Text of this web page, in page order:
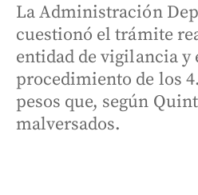
La Administración
cuestionó el trámite
entidad de vigilancia y
procedimiento de los
pesos que, según
malversados.